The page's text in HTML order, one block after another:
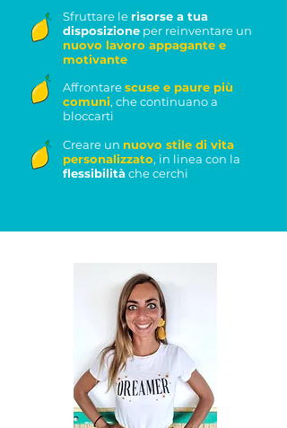
Sfruttare le risorse a tua
disposizione per reinventare un
nuovo lavoro appagante e
motivante
Affrontarescuse e paure più
comuni, che continuano a
bloccarti
​Creare un nuovo stile di vita
personalizzato, in linea con la
flessibilitàche cerchi